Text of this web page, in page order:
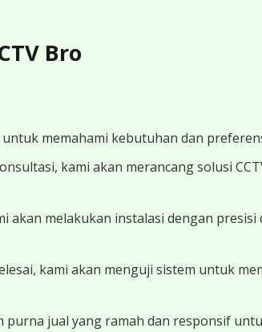
Bro
memahami kebutuhan dan
kami akan merancang solusi
akan melakukan instalasi dengan
kami akan menguji sistem untuk
purna jual yang ramah dan responsif